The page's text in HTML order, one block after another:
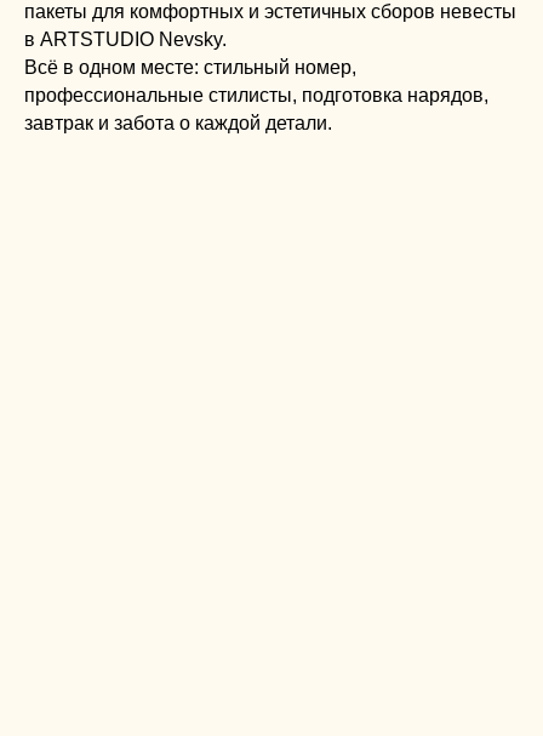
пакеты для комфортных и эстетичных сборов невесты
в ARTSTUDIO Nevsky.
Всё в одном месте: стильный номер,
профессиональные стилисты, подготовка нарядов,
завтрак и забота о каждой детали.